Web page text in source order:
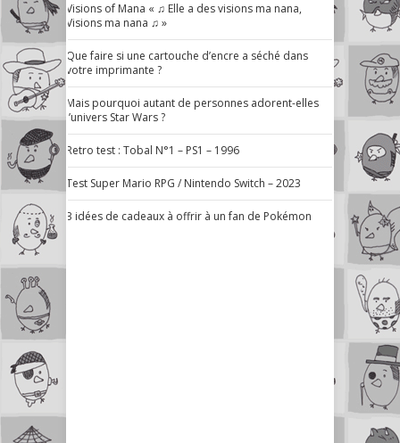
Visions of Mana « ♫ Elle a des visions ma nana,
Visions ma nana ♫ »
Que faire si une cartouche d’encre a séché dans
votre imprimante ?
Mais pourquoi autant de personnes adorent-elles
l’univers Star Wars ?
Retro test : Tobal N°1 – PS1 – 1996
Test Super Mario RPG / Nintendo Switch – 2023
3 idées de cadeaux à offrir à un fan de Pokémon